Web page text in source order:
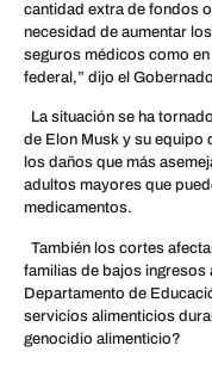
cantidad extra de fondos
necesidad de aumentar
seguros médicos como
federal,” dijo el
La situación se ha
de Elon Musk y su equipo
los daños que más
adultos mayores que
medicamentos.
También los cortes
familias de bajos ingresos
Departamento de
servicios alimenticios
genocidio alimenticio?